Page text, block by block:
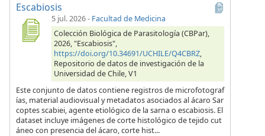
Escabiosis
5 jul. 2026- Facultad de Medicina
Colección Biológica de Parasitología (CBPar),
2026, "Escabiosis",
https://doi.org/10.34691/UCHILE/Q4CBRZ,
Repositorio de datos de investigación de la
Universidad de Chile, V1
Este conjunto de datos contiene registros de microfotograf
ías, material audiovisual y metadatos asociados al ácaro Sar
coptes scabiei, agente etiológico de la sarna o escabiosis. El
dataset incluye imágenes de corte histológico de tejido cut
áneo con presencia del ácaro, corte hist...